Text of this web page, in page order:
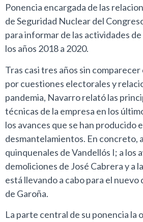
Ponencia encargada de las
de Seguridad Nuclear del
para informar de las actividades
los años 2018 a 2020.
Tras casi tres años sin comparecer
por cuestiones electorales y
pandemia, Navarro relató las
técnicas de la empresa en los
los avances que se han producido
desmantelamientos. En concreto,
quinquenales de Vandellós I; a los
demoliciones de José Cabrera y a
está llevando a cabo para el
de Garoña.
La parte central de su ponencia la